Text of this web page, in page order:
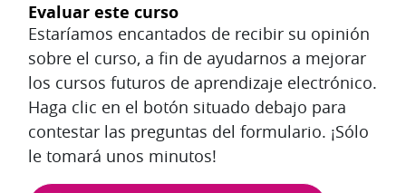
Evaluar este curso
Estaríamos encantados de recibir su opinión
sobre el curso, a fin de ayudarnos a mejorar
los cursos futuros de aprendizaje electrónico.
Haga clic en el botón situado debajo para
contestar las preguntas del formulario. ¡Sólo
le tomará unos minutos!